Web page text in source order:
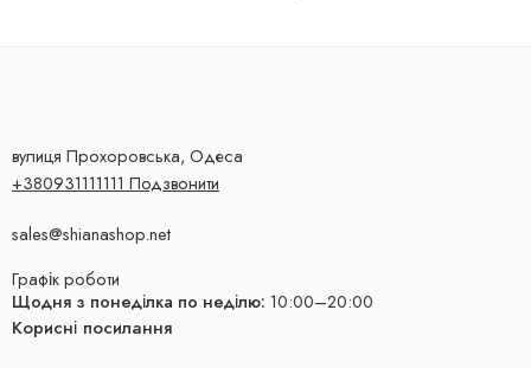
вулиця Прохоровська, Одеса
+380931111111 Подзвонити
sales@shianashop.net
Графік роботи
Щодня з понеділка по неділю: 10:00–20:00
Корисні посилання